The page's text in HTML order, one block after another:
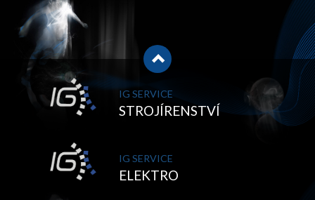
IG SERVICE
STROJÍRENSTVÍ
IG SERVICE
ELEKTRO